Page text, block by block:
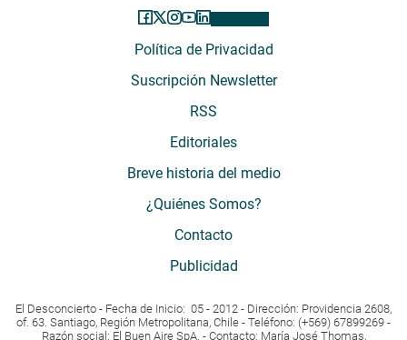
Política de Privacidad
Suscripción Newsletter
RSS
Editoriales
Breve historia del medio
¿Quiénes Somos?
Contacto
Publicidad
El Desconcierto - Fecha de Inicio: 05 - 2012 - Dirección: Providencia 2608,
of. 63. Santiago, Región Metropolitana, Chile - Teléfono: (+569) 67899269 -
Razón social: El Buen Aire SpA. - Contacto: María José Thomas,